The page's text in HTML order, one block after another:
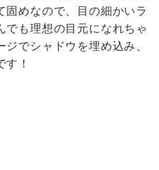
固めなので、目の細かいラ
でも理想の目元になれちゃ
でシャドウを埋め込み、
！